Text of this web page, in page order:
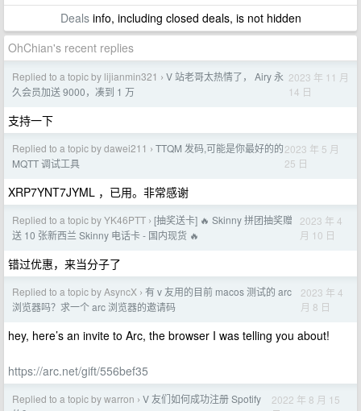
Dealsinfo, including closed deals, is not hidden
OhChian's recent replies
Replied to a topic by lijianmin321 › V 站老哥太热情了， Airy 永
久会员加送 9000，凑到 1 万
2023 年 11 月
14 日
支持一下
Replied to a topic by dawei211 › TTQM 发码,可能是你最好的的
MQTT 调试工具
2023 年 5 月
25 日
XRP7YNT7JYML ，已用。非常感谢
Replied to a topic by YK46PTT › [抽奖送卡] 🔥 Skinny 拼团抽奖赠
送 10 张新西兰 Skinny 电话卡 - 国内现货 🔥
2023 年 4
月 10 日
错过优惠，来当分子了
Replied to a topic by AsyncX › 有 v 友用的目前 macos 测试的 arc
浏览器吗？求一个 arc 浏览器的邀请码
2023 年 4
月 8 日
hey, here’s an invite to Arc, the browser I was telling you about!
https://arc.net/gift/556bef35
Replied to a topic by warron › V 友们如何成功注册 Spotify
2022 年 8 月 15